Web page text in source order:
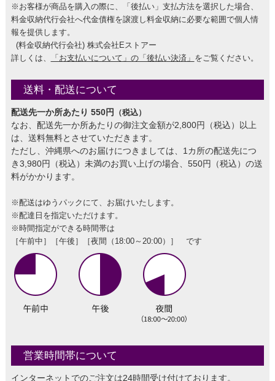
※お客様が商品を購入の際に、「後払い」支払方法を選択した場合、
料金収納代行会社へ代金債権を譲渡し料金収納に必要な範囲で個人情
報を提供します。
(料金収納代行会社) 株式会社Eストアー
詳しくは、
「お支払いについて」の「後払い決済」 をご覧ください。
送料・配送について
配送先一か所あたり 550円 （税込）
なお、配送先一か所あたりの御注文金額が2,800円（税込）以上
は、送料無料とさせていただきます。
ただし、沖縄県へのお届けにつきましては、1カ所の配送先につ
き3,980円（税込）未満のお買い上げの場合、550円（税込）の送
料がかかります。
※配送はゆうパックにて、お届けいたします。
※配達日を指定いただけます。
※時間指定ができる時間帯は
［午前中］［午後］［夜間（18:00～20:00）］ です
営業時間帯について
インターネットでのご注文は24時間受け付けております。